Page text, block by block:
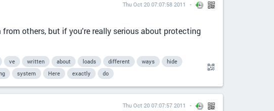
Thu Oct 20 07:07:58 2011
others, but if you're really serious about protecting
ve written about loads different ways
hide
system Here exactly do
Thu Oct 20 07:07:57 2011